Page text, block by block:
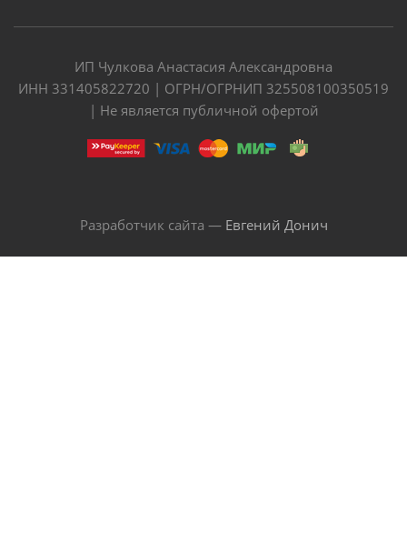
ИП Чулкова Анастасия Александровна
ИНН 331405822720 | ОГРН/ОГРНИП 325508100350519
| Не является публичной офертой
Разработчик сайта — Евгений Донич